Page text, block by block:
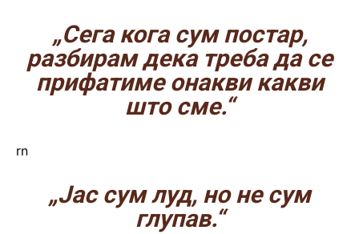
„Сега кога сум постар,
разбирам дека треба да се
прифатиме онакви какви
што сме.“
rn
„Јас сум луд, но не сум
глупав.“